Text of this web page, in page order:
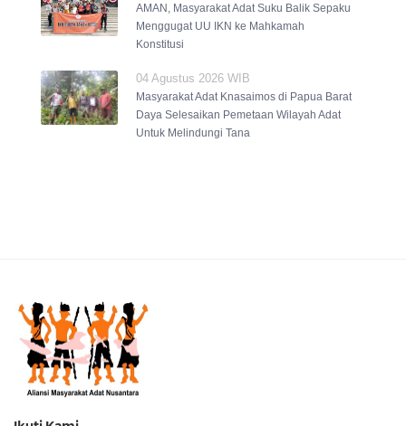
AMAN, Masyarakat Adat Suku Balik Sepaku
Menggugat UU IKN ke Mahkamah
Konstitusi
04 Agustus 2026 WIB
Masyarakat Adat Knasaimos di Papua Barat
Daya Selesaikan Pemetaan Wilayah Adat
Untuk Melindungi Tana